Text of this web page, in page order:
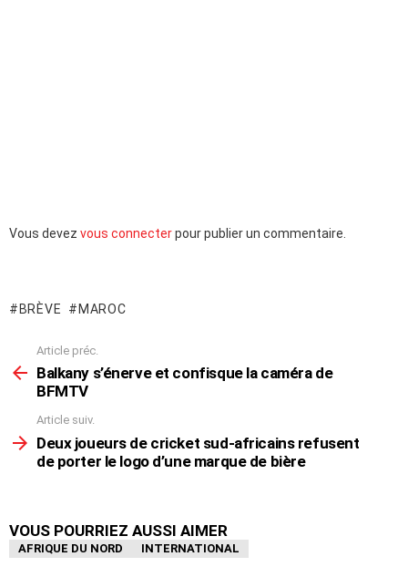
Laisser
Vous devez vous connecterpour publier un commentaire.
BRÈVE MAROC
voir
Article préc.
Balkany s’énerve et confisque la caméra de
BFMTV
Article suiv.
Deux joueurs de cricket sud-africains refusent
de porter le logo d’une marque de bière
VOUS POURRIEZ AUSSI AIMER
AFRIQUE DU NORD INTERNATIONAL